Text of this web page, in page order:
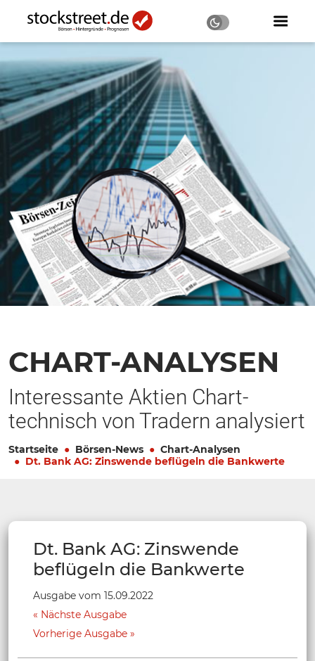
CHART-ANALYSEN
Interessante Aktien Chart-
technisch von Tradern analysiert
Startseite Börsen-News
Chart-Analysen
Dt. Bank AG: Zinswende beflügeln die Bankwerte
Dt. Bank AG: Zinswende
beflügeln die Bankwerte
Ausgabe vom 15.09.2022
Nächste Ausgabe
Vorherige Ausgabe